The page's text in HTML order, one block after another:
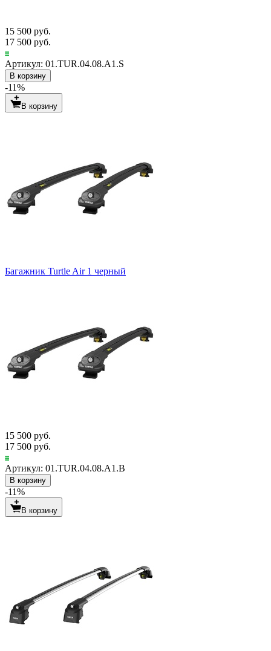
15 500 руб.
17 500 руб.
Артикул: 01.TUR.04.08.A1.S
В корзину
-11%
В корзину
Багажник Turtle Air 1 черный
15 500 руб.
17 500 руб.
Артикул: 01.TUR.04.08.A1.B
В корзину
-11%
В корзину